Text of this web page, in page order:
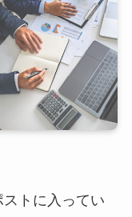
トに入ってい